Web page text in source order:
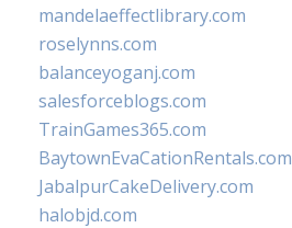
mandelaeffectlibrary.com
roselynns.com
balanceyoganj.com
salesforceblogs.com
TrainGames365.com
BaytownEvaCationRentals.com
JabalpurCakeDelivery.com
halobjd.com